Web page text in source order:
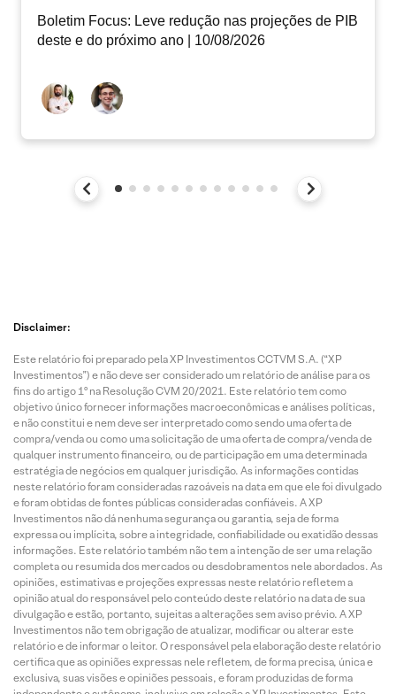
Boletim Focus: Leve redução nas projeções de PIB
deste e do próximo ano | 10/08/2026
Disclaimer:
Este relatório foi preparado pela XP Investimentos CCTVM S.A. (“XP
Investimentos”) e não deve ser considerado um relatório de análise para os
fins do artigo 1º na Resolução CVM 20/2021. Este relatório tem como
objetivo único fornecer informações macroeconômicas e análises políticas,
e não constitui e nem deve ser interpretado como sendo uma oferta de
compra/venda ou como uma solicitação de uma oferta de compra/venda de
qualquer instrumento financeiro, ou de participação em uma determinada
estratégia de negócios em qualquer jurisdição. As informações contidas
neste relatório foram consideradas razoáveis na data em que ele foi divulgado
e foram obtidas de fontes públicas consideradas confiáveis. A XP
Investimentos não dá nenhuma segurança ou garantia, seja de forma
expressa ou implícita, sobre a integridade, confiabilidade ou exatidão dessas
informações. Este relatório também não tem a intenção de ser uma relação
completa ou resumida dos mercados ou desdobramentos nele abordados. As
opiniões, estimativas e projeções expressas neste relatório refletem a
opinião atual do responsável pelo conteúdo deste relatório na data de sua
divulgação e estão, portanto, sujeitas a alterações sem aviso prévio. A XP
Investimentos não tem obrigação de atualizar, modificar ou alterar este
relatório e de informar o leitor. O responsável pela elaboração deste relatório
certifica que as opiniões expressas nele refletem, de forma precisa, única e
exclusiva, suas visões e opiniões pessoais, e foram produzidas de forma